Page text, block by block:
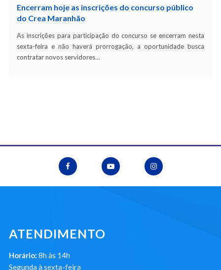
Encerram hoje as inscrições do concurso público
do Crea Maranhão
As inscrições para participação do concurso se encerram nesta
sexta-feira e não haverá prorrogação, a oportunidade busca
contratar novos servidores…
ATENDIMENTO
Horário: 8h às 14h
Segunda à sexta-feira